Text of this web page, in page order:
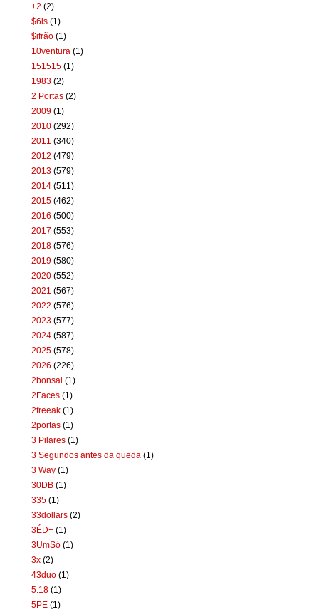
+2 (2)
$6is (1)
$ifrão (1)
10ventura (1)
151515 (1)
1983 (2)
2 Portas (2)
2009 (1)
2010 (292)
2011 (340)
2012 (479)
2013 (579)
2014 (511)
2015 (462)
2016 (500)
2017 (553)
2018 (576)
2019 (580)
2020 (552)
2021 (567)
2022 (576)
2023 (577)
2024 (587)
2025 (578)
2026 (226)
2bonsai (1)
2Faces (1)
2freeak (1)
2portas (1)
3 Pilares (1)
3 Segundos antes da queda (1)
3 Way (1)
30DB (1)
335 (1)
33dollars (2)
3ÉD+ (1)
3UmSó (1)
3x (2)
43duo (1)
5:18 (1)
5PE (1)